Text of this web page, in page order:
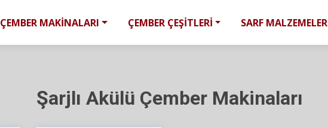
ÇEMBER MAKİNALARI ÇEMBER ÇEŞİTLERİ SARF MALZEMELER
Şarjlı Akülü Çember Makinaları